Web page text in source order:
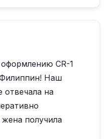
CR-1
Наш
отвечала на
получила